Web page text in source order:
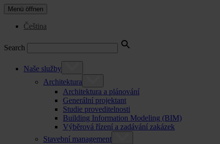
Menü öffnen
Čeština
Search
Naše služby
Architektura
Architektura a plánování
Generální projektant
Studie proveditelnosti
Building Information Modeling (BIM)
Výběrová řízení a zadávání zakázek
Stavební management